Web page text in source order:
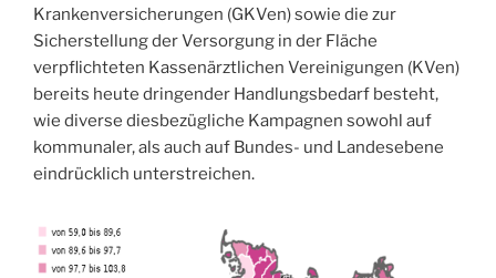
Krankenversicherungen (GKVen) sowie die zur
Sicherstellung der Versorgung in der Fläche
verpflichteten Kassenärztlichen Vereinigungen (KVen)
bereits heute dringender Handlungsbedarf besteht,
wie diverse diesbezügliche Kampagnen sowohl auf
kommunaler, als auch auf Bundes- und Landesebene
eindrücklich unterstreichen.